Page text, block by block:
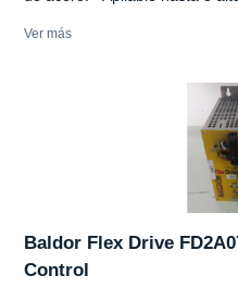
Ver más
Baldor Flex Drive
Control